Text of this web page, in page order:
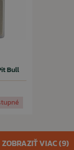
Bull
ZOBRAZIŤ VIAC (9)